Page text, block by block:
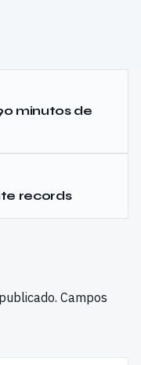
minutos de
records
Campos